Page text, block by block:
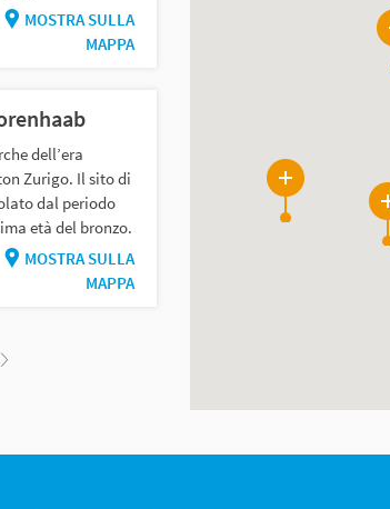
MOSTRA SULLA
MAPPA
dell’era
Zurigo. Il sito di
dal periodo
età del bronzo.
MOSTRA SULLA
MAPPA